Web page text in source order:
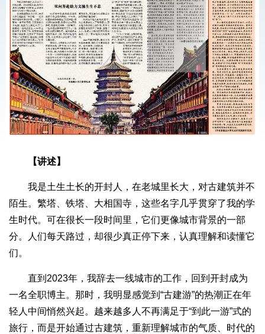
【讲述】
我是土生土长的开封人，在老城里长大，对古建筑并不
陌生。繁塔、铁塔、大相国寺，这些名字几乎贯穿了我的学
生时代。可在很长一段时间里，它们更像城市背景的一部
分。人们每天路过，却很少真正停下来，认真理解和读懂它
们。
直到2023年，我辞去一线城市的工作，回到开封成为
一名全职博主。那时，我明显感觉到“古建游”的热潮正在年
轻人中间悄然兴起。越来越多人不再满足于“到此一游”式的
旅行，而是开始通过古建筑，重新理解城市的气质、时代的